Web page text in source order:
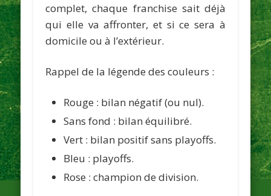
complet, chaque franchise sait déjà
qui elle va affronter, et si ce sera à
domicile ou à l’extérieur.
Rappel de la légende des couleurs :
Rouge : bilan négatif (ou nul).
Sans fond : bilan équilibré.
Vert : bilan positif sans playoffs.
Bleu : playoffs.
Rose : champion de division.